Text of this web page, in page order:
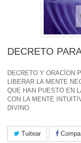
DECRETO
DECRETO Y ORACÍON
LIBERAR LA MENTE
QUE HAN PUESTO EN
CON LA MENTE
DIVINO.
Tuitear